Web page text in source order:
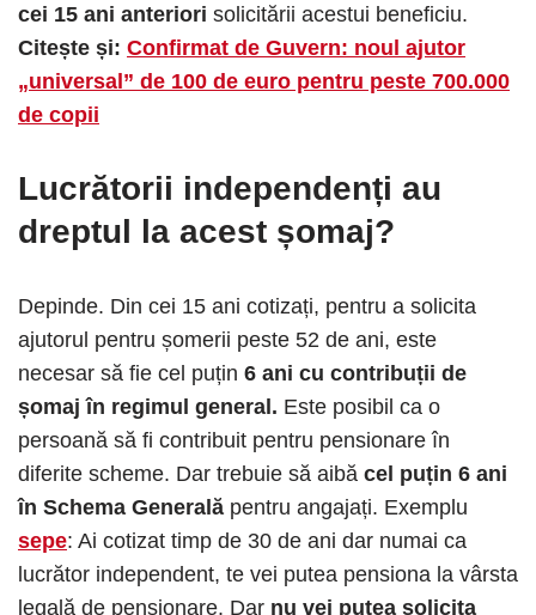
cei 15 ani anteriori solicitării acestui beneficiu.
Citește și: Confirmat de Guvern: noul ajutor
„universal” de 100 de euro pentru peste 700.000
de copii
Lucrătorii independenți au
dreptul la acest șomaj?
Depinde. Din cei 15 ani cotizați, pentru a solicita
ajutorul pentru șomerii peste 52 de ani, este
necesar să fie cel puțin 6 ani cu contribuții de
șomaj în regimul general. Este posibil ca o
persoană să fi contribuit pentru pensionare în
diferite scheme. Dar trebuie să aibă cel puțin 6 ani
în Schema Generală pentru angajați. Exemplu
sepe: Ai cotizat timp de 30 de ani dar numai ca
lucrător independent, te vei putea pensiona la vârsta
legală de pensionare. Dar nu vei putea solicita